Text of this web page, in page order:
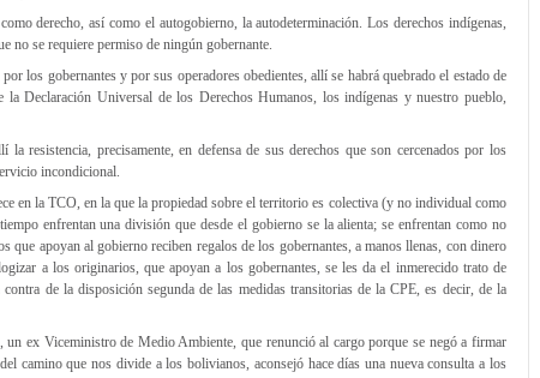
derecho, así como el autogobierno, la autodeterminación. Los derechos indígenas,
no se requiere permiso de ningún gobernante.
los gobernantes y por sus operadores obedientes, allí se habrá quebrado el estado de
Declaración Universal de los Derechos Humanos, los indígenas y nuestro pueblo,
resistencia, precisamente, en defensa de sus derechos que son cercenados por los
incondicional.
en la TCO, en la que la propiedad sobre el territorio es colectiva (y no individual como
enfrentan una división que desde el gobierno se la alienta; se enfrentan como no
que apoyan al gobierno reciben regalos de los gobernantes, a manos llenas, con dinero
a los originarios, que apoyan a los gobernantes, se les da el inmerecido trato de
de la disposición segunda de las medidas transitorias de la CPE, es decir, de la
ex Viceministro de Medio Ambiente, que renunció al cargo porque se negó a firmar
camino que nos divide a los bolivianos, aconsejó hace días una nueva consulta a los